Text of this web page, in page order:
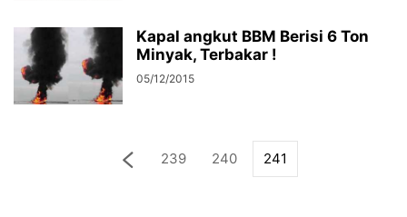
Kapal angkut BBM Berisi 6 Ton
Minyak, Terbakar !
05/12/2015
239 240 241